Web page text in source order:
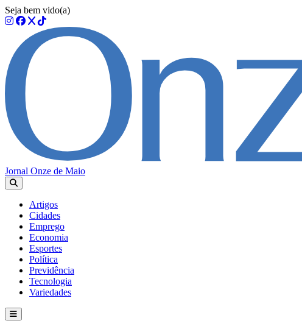
Seja bem vido(a)
Jornal Onze de Maio
Artigos
Cidades
Emprego
Economia
Esportes
Política
Previdência
Tecnologia
Variedades